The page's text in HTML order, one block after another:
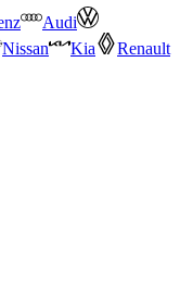
Audi
Nissan Kia
Renault